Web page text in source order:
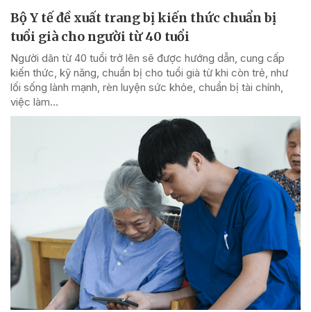
Bộ Y tế đề xuất trang bị kiến thức chuẩn bị
tuổi già cho người từ 40 tuổi
Người dân từ 40 tuổi trở lên sẽ được hướng dẫn, cung cấp
kiến thức, kỹ năng, chuẩn bị cho tuổi già từ khi còn trẻ, như
lối sống lành mạnh, rèn luyện sức khỏe, chuẩn bị tài chính,
việc làm...